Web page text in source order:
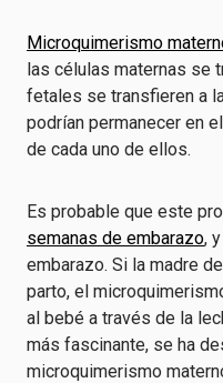
Microquimerismo
las células maternas se
fetales se transfieren a
podrían permanecer en
de cada uno de ellos.
Es probable que este
semanas de embarazo,
embarazo. Si la madre
parto, el
al bebé a través de la
más fascinante, se ha
microquimerismo